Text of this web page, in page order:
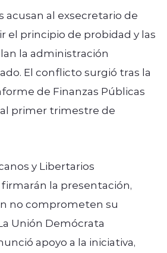
acusan al exsecretario de
el principio de probidad y las
la administración
El conflicto surgió tras la
de Finanzas Públicas
primer trimestre de
y Libertarios
la presentación,
no comprometen su
Unión Demócrata
apoyo a la iniciativa,